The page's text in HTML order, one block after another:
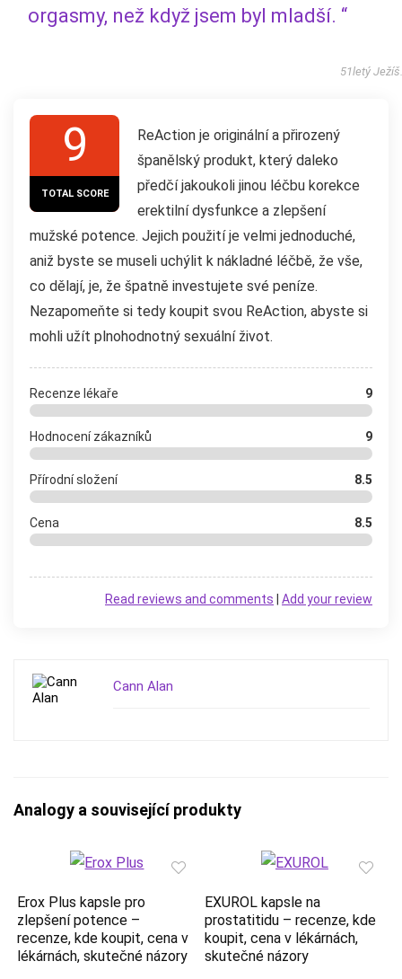
orgasmy, než když jsem byl mladší. “
51letý Ježíš.
9
TOTAL SCORE
ReAction je originální a přirozený
španělský produkt, který daleko
předčí jakoukoli jinou léčbu korekce
erektilní dysfunkce a zlepšení
mužské potence. Jejich použití je velmi jednoduché,
aniž byste se museli uchýlit k nákladné léčbě, že vše,
co dělají, je, že špatně investujete své peníze.
Nezapomeňte si tedy koupit svou ReAction, abyste si
mohli užít plnohodnotný sexuální život.
Recenze lékaře 9
Hodnocení zákazníků 9
Přírodní složení 8.5
Cena 8.5
Add your review
Read reviews and comments
Cann Alan
Analogy a související produkty
Erox Plus kapsle pro
zlepšení potence –
recenze, kde koupit, cena v
lékárnách, skutečné názory
EXUROL kapsle na
prostatitidu – recenze, kde
koupit, cena v lékárnách,
skutečné názory